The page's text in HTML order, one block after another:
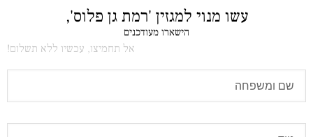
עשו מנוי למגזין 'רמת גן פלוס',
הישארו מעודכנים
אל תחמיצו, עכשיו ללא תשלום!